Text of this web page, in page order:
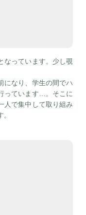
なっています。少し覗
になり、学生の間でハ
っています…。そこに
人で集中して取り組み